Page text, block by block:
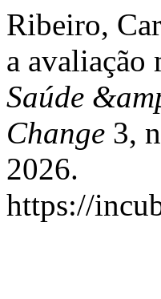
Ribeiro,
a avaliação
Saúde
Change 3,
2026.
https://